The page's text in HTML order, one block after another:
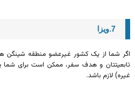
7.ویزا
اگر شما از یک کشور غیرعضو منطقه شینگن
تابعیتتان و هدف سفر، ممکن است برای شما
غیره) لازم باشد.